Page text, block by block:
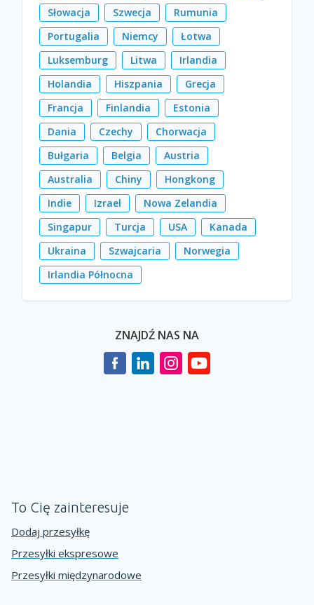
ZNAJDŹ NAS NA
Słowacja
Szwecja
Rumunia
Portugalia
Niemcy
Łotwa
Luksemburg
Litwa
Irlandia
Holandia
Hiszpania
Grecja
Francja
Finlandia
Estonia
Dania
Czechy
Chorwacja
Bułgaria
Belgia
Austria
Australia
Chiny
Hongkong
Indie
Izrael
Nowa Zelandia
Singapur
Turcja USA
Kanada
Ukraina
Szwajcaria
Norwegia
Irlandia Północna
To Cię zainteresuje
Dodaj przesyłkę
Przesyłki ekspresowe
Przesyłki międzynarodowe